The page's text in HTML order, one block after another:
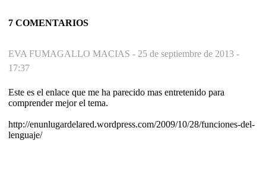
7 COMENTARIOS
EVA FUMAGALLO MACIAS - 25 de septiembre de 2013 -
17:37
Este es el enlace que me ha parecido mas entretenido para
comprender mejor el tema.
http://enunlugardelared.wordpress.com/2009/10/28/funciones-del-
lenguaje/